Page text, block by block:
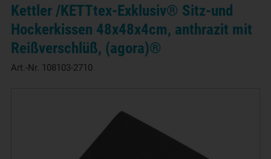
Kettler /KETTtex-Exklusiv® Sitz-und
Hockerkissen 48x48x4cm, anthrazit mit
Reißverschlüß, (agora)®
Art.-Nr. 108103-2710